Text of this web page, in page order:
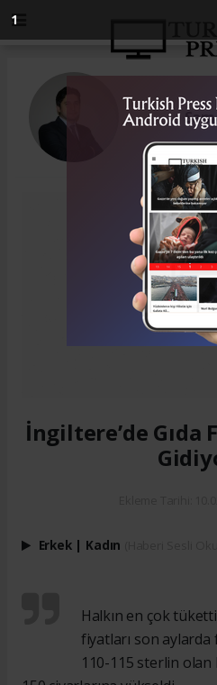
1
İngiltere’de Gıda
Erkek | Kadın
Halkın en çok
fiyatları son
110-115 sterlin